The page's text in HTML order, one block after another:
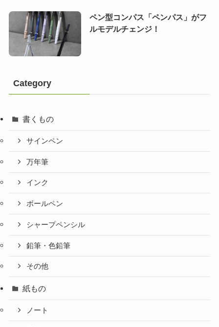
ペン型コンパス「ペンパス」がフ
ルモデルチェンジ！
Category
書くもの
サインペン
万年筆
インク
ボールペン
シャープペンシル
鉛筆・色鉛筆
その他
紙もの
ノート